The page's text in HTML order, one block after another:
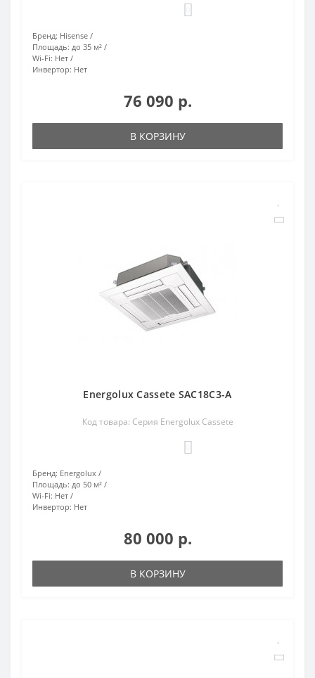
Бренд: Hisense
Площадь: до 35 м²
Wi-Fi: Нет
Инвертор: Нет
76 090 р.
В КОРЗИНУ
Energolux Cassete SAC18C3-A
Код товара: Серия Energolux Cassete
Бренд: Energolux
Площадь: до 50 м²
Wi-Fi: Нет
Инвертор: Нет
80 000 р.
В КОРЗИНУ